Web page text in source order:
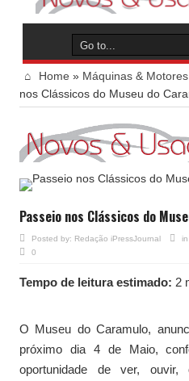
Home » Máquinas & Motores
nos Clássicos do Museu do
Passeio nos Clássicos do
Posted by: Redação iPressJournal in
0
Tempo de leitura estimado: 2
O Museu do Caramulo,
próximo dia 4 de Maio,
oportunidade de ver, ouvir,